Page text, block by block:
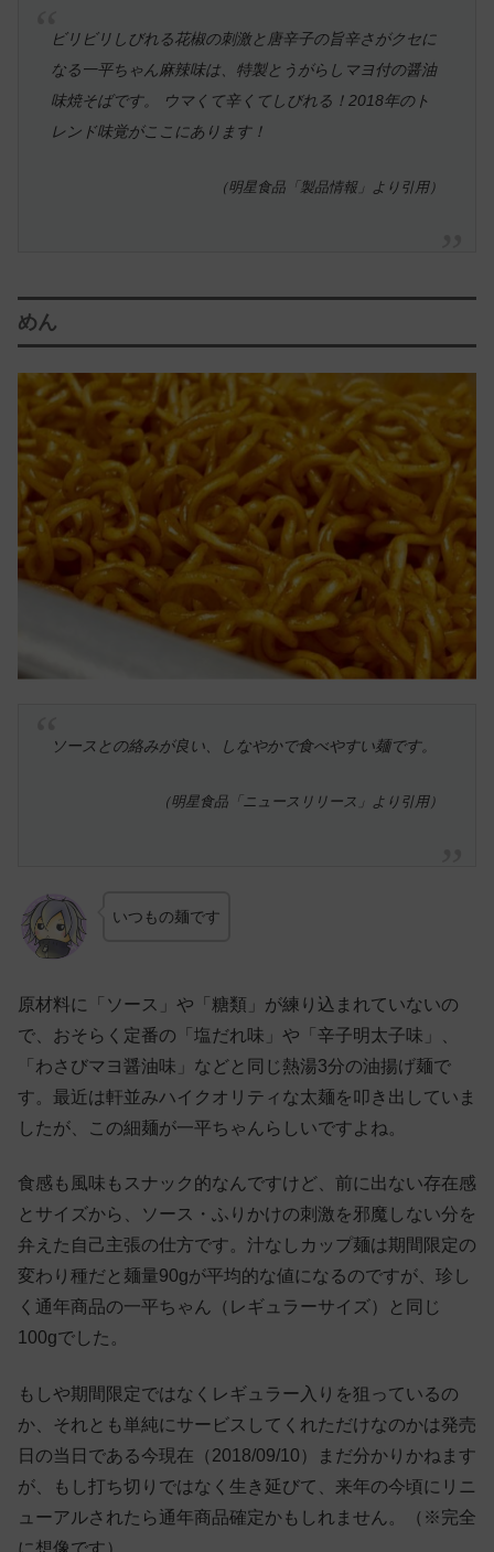
ビリビリしびれる花椒の刺激と唐辛子の旨辛さがクセに
なる一平ちゃん麻辣味は、特製とうがらしマヨ付の醤油
味焼そばです。 ウマくて辛くてしびれる！2018年のト
レンド味覚がここにあります！
（明星食品「製品情報」より引用）
めん
ソースとの絡みが良い、しなやかで食べやすい麺です。
（明星食品「ニュースリリース」より引用）
いつもの麺です
原材料に「ソース」や「糖類」が練り込まれていないの
で、おそらく定番の「塩だれ味」や「辛子明太子味」、
「わさびマヨ醤油味」などと同じ熱湯3分の油揚げ麺で
す。最近は軒並みハイクオリティな太麺を叩き出していま
したが、この細麺が一平ちゃんらしいですよね。
食感も風味もスナック的なんですけど、前に出ない存在感
とサイズから、ソース・ふりかけの刺激を邪魔しない分を
弁えた自己主張の仕方です。汁なしカップ麺は期間限定の
変わり種だと麺量90gが平均的な値になるのですが、珍し
く通年商品の一平ちゃん（レギュラーサイズ）と同じ
100gでした。
もしや期間限定ではなくレギュラー入りを狙っているの
か、それとも単純にサービスしてくれただけなのかは発売
日の当日である今現在（2018/09/10）まだ分かりかねます
が、もし打ち切りではなく生き延びて、来年の今頃にリニ
ューアルされたら通年商品確定かもしれません。（※完全
に想像です）